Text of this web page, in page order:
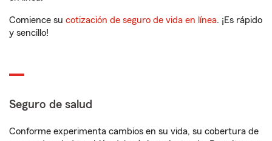
Comience su cotización de seguro de vida en línea. ¡Es rápido
y sencillo!
Seguro de salud
Conforme experimenta cambios en su vida, su cobertura de